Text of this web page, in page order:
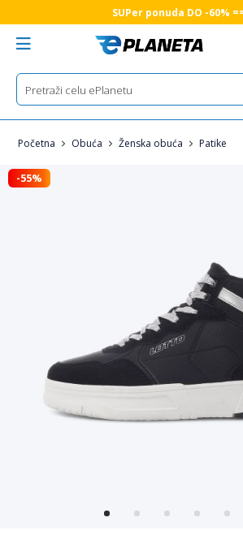
SUPer ponuda DO -60%
Početna Obuća Ženska obuća Patike
-55%